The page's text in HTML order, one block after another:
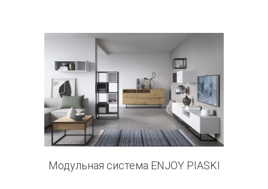
16 products
Модульная система ENJOY PIASKI